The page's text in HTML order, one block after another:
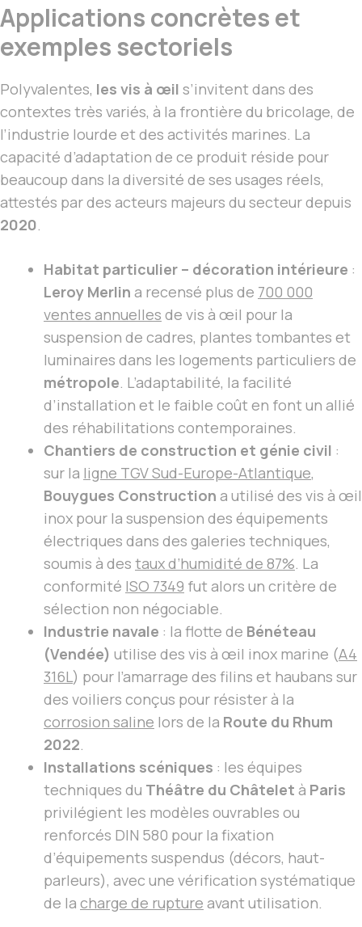
Applications concrètes et
exemples sectoriels
Polyvalentes, les vis à œil s’invitent dans des
contextes très variés, à la frontière du bricolage, de
l’industrie lourde et des activités marines. La
capacité d’adaptation de ce produit réside pour
beaucoup dans la diversité de ses usages réels,
attestés par des acteurs majeurs du secteur depuis
2020.
Habitat particulier – décoration intérieure :
Leroy Merlin a recensé plus de 700 000
ventes annuelles de vis à œil pour la
suspension de cadres, plantes tombantes et
luminaires dans les logements particuliers de
métropole. L’adaptabilité, la facilité
d’installation et le faible coût en font un allié
des réhabilitations contemporaines.
Chantiers de construction et génie civil :
sur la ligne TGV Sud-Europe-Atlantique,
Bouygues Construction a utilisé des vis à œil
inox pour la suspension des équipements
électriques dans des galeries techniques,
soumis à des taux d’humidité de 87%. La
conformité ISO 7349 fut alors un critère de
sélection non négociable.
Industrie navale : la flotte de Bénéteau
(Vendée) utilise des vis à œil inox marine (A4
316L) pour l’amarrage des filins et haubans sur
des voiliers conçus pour résister à la
corrosion saline lors de la Route du Rhum
2022.
Installations scéniques : les équipes
techniques du Théâtre du Châtelet à Paris
privilégient les modèles ouvrables ou
renforcés DIN 580 pour la fixation
d’équipements suspendus (décors, haut-
parleurs), avec une vérification systématique
de la charge de rupture avant utilisation.